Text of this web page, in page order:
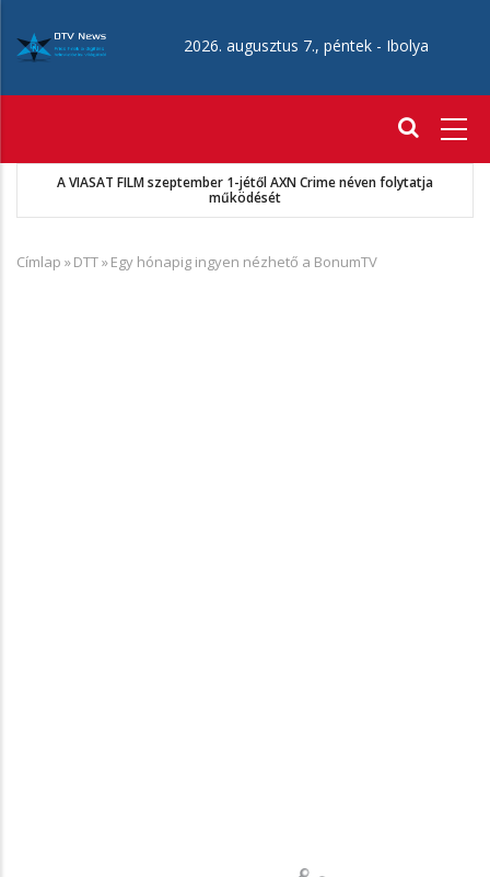
tartalomra
2026. augusztus 7., péntek - Ibolya
A VIASAT FILM szeptember 1-jétől AXN Crime néven folytatja
működését
Morzsa
Címlap »DTT»Egy hónapig ingyen nézhető a BonumTV